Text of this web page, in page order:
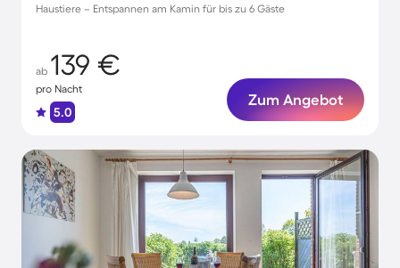
Haustiere – Entspannen am Kamin für bis zu 6 Gäste
ab 139 €
pro Nacht
5.0
Zum Angebot